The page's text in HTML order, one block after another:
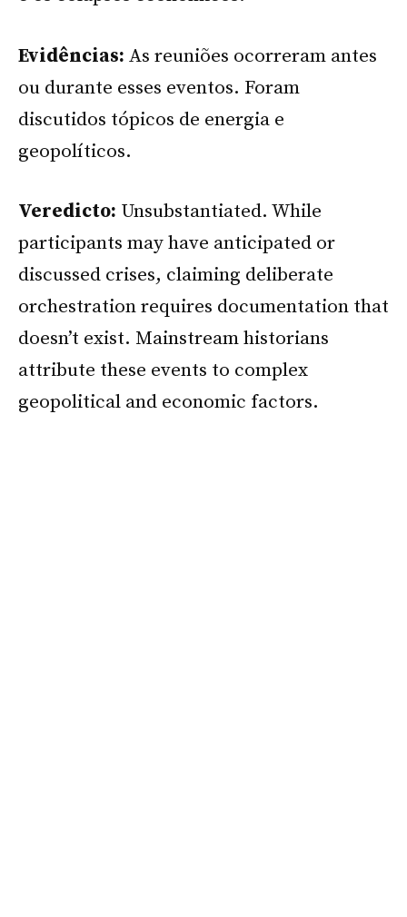
Evidências: As reuniões ocorreram antes
ou durante esses eventos. Foram
discutidos tópicos de energia e
geopolíticos.
Veredicto: Unsubstantiated. While
participants may have anticipated or
discussed crises, claiming deliberate
orchestration requires documentation that
doesn’t exist. Mainstream historians
attribute these events to complex
geopolitical and economic factors.